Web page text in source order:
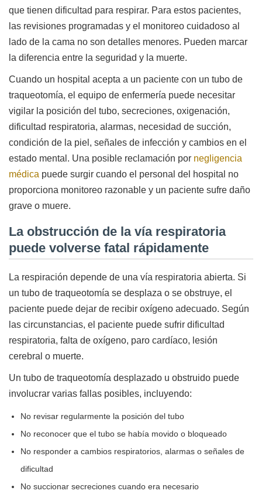
que tienen dificultad para respirar. Para estos pacientes,
las revisiones programadas y el monitoreo cuidadoso al
lado de la cama no son detalles menores. Pueden marcar
la diferencia entre la seguridad y la muerte.
Cuando un hospital acepta a un paciente con un tubo de
traqueotomía, el equipo de enfermería puede necesitar
vigilar la posición del tubo, secreciones, oxigenación,
dificultad respiratoria, alarmas, necesidad de succión,
condición de la piel, señales de infección y cambios en el
estado mental. Una posible reclamación por negligencia
médica puede surgir cuando el personal del hospital no
proporciona monitoreo razonable y un paciente sufre daño
grave o muere.
La obstrucción de la vía respiratoria
puede volverse fatal rápidamente
La respiración depende de una vía respiratoria abierta. Si
un tubo de traqueotomía se desplaza o se obstruye, el
paciente puede dejar de recibir oxígeno adecuado. Según
las circunstancias, el paciente puede sufrir dificultad
respiratoria, falta de oxígeno, paro cardíaco, lesión
cerebral o muerte.
Un tubo de traqueotomía desplazado u obstruido puede
involucrar varias fallas posibles, incluyendo:
No revisar regularmente la posición del tubo
No reconocer que el tubo se había movido o bloqueado
No responder a cambios respiratorios, alarmas o señales de
dificultad
No succionar secreciones cuando era necesario